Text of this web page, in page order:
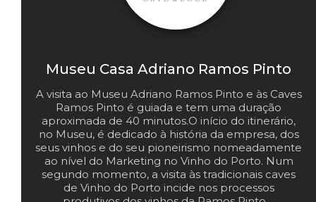
Museu Casa Adriano Ramos Pinto
A visita ao Museu Adriano Ramos Pinto e às Caves
Ramos Pinto é guiada e tem uma duração
aproximada de 40 minutos.O início do itinerário,
no Museu, é dedicado à história da empresa, dos
seus vinhos e do seu pioneirismo nomeadamente
ao nível do Marketing no Vinho do Porto. Num
segundo momento, a visita às tradicionais caves
de Vinho do Porto incide nos processos